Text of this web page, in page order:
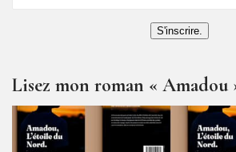
S'inscrire.
Lisez mon roman « Amadou